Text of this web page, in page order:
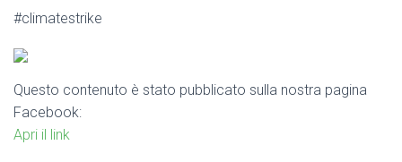
#climatestrike
Questo contenuto è stato pubblicato sulla nostra pagina
Facebook:
Apri il link